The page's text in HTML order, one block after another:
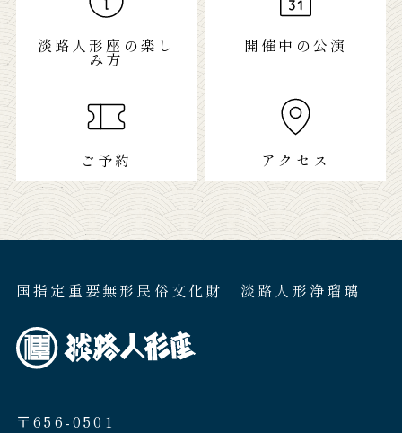
淡路人形座の楽し
み方
開催中の公演
ご予約 アクセス
国指定重要無形民俗文化財 淡路人形浄瑠璃
〒656-0501